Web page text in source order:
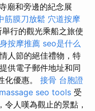
廟和旁邊的紀念展
筋膜刀放鬆 穴道按摩
行的觀光乘船之旅使
按摩推薦 seo是什么
人節的絕佳禮物，特
供電子郵件地址和同
化優惠。 接骨 台胞證
massage seo tools 受
人嘆為觀止的景點，